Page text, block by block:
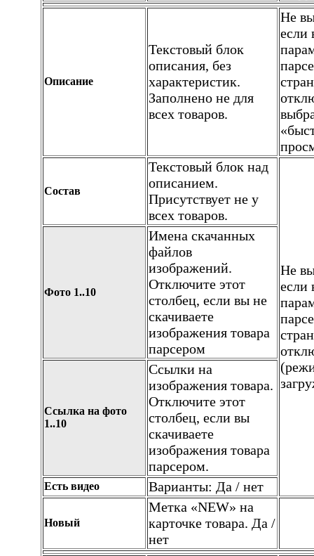
Описание
Текстовый блок
описания, без
характеристик.
Заполнено не для
всех товаров.
Не
если
Состав
Текстовый блок над
описанием.
Присутствует не у
всех товаров.
Не
если
Фото 1..10
Имена скачанных
файлов
изображений.
Отключите этот
столбец, если вы не
скачиваете
изображения товара
парсером
Ссылка на фото
1..10
Ссылки на
изображения товара.
Отключите этот
столбец, если вы
скачиваете
изображения товара
парсером.
Есть видео Варианты: Да / нет
Новый
Метка «NEW» на
карточке товара. Да /
нет